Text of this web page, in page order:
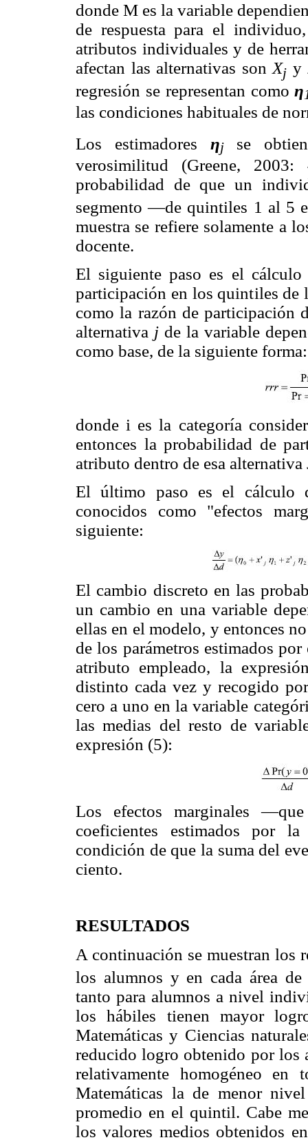
donde M es la variable
de respuesta para el
atributos individuales y de
afectan las alternativas sonXj y
regresión se representan comoη
las condiciones habituales de
Los estimadores ηjse
verosimilitud (Greene,
probabilidad de que un
segmento —de quintiles 1 al 5
muestra se refiere solamente a
docente.
El siguiente paso es el
participación en los quintiles de
como la razón de participación
alternativa j de la variable
como base, de la siguiente forma:
donde i es la categoría
entonces la probabilidad de
atributo dentro de esa
El último paso es el cálculo
conocidos como "efectos
siguiente:
El cambio discreto en las
un cambio en una variable
ellas en el modelo, y entonces
de los parámetros estimados
atributo empleado, la
distinto cada vez y recogido
cero a uno en la variable
las medias del resto de
expresión (5):
Los efectos marginales
coeficientes estimados por
condición de que la suma del
ciento.
RESULTADOS
A continuación se muestran los
los alumnos y en cada área de
tanto para alumnos a nivel
los hábiles tienen mayor
Matemáticas y Ciencias
reducido logro obtenido por los
relativamente homogéneo en
Matemáticas la de menor
promedio en el quintil. Cabe
los valores medios obtenidos